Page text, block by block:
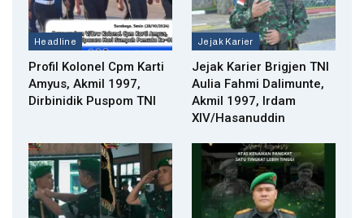
Headline
Profil Kolonel Cpm Karti
Amyus, Akmil 1997,
Dirbinidik Puspom TNI
Jejak Karier
Jejak Karier Brigjen TNI
Aulia Fahmi Dalimunte,
Akmil 1997, Irdam
XIV/Hasanuddin